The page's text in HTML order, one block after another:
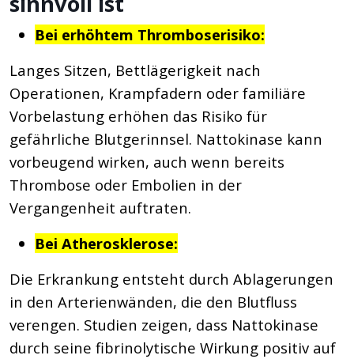
Bei erhöhtem Thromboserisiko:
Langes Sitzen, Bettlägerigkeit nach
Operationen, Krampfadern oder familiäre
Vorbelastung erhöhen das Risiko für
gefährliche Blutgerinnsel. Nattokinase kann
vorbeugend wirken, auch wenn bereits
Thrombose oder Embolien in der
Vergangenheit auftraten.
Bei Atherosklerose:
Die Erkrankung entsteht durch Ablagerungen
in den Arterienwänden, die den Blutfluss
verengen. Studien zeigen, dass Nattokinase
durch seine fibrinolytische Wirkung positiv auf